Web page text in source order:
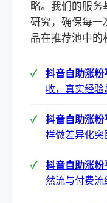
略。我们的服务
研究，确保每一
品在推荐池中的
抖音自助涨粉
收，真实经验
抖音自助涨粉
样做差异化突
抖音自助涨粉
然流与付费流